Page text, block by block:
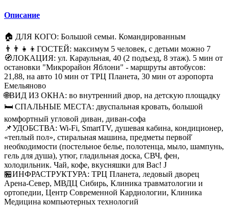
Описание
🏠 ДЛЯ КОГО: Большой семьи. Командированным
👨‍👨‍👧‍👦ГОСТЕЙ: максимум 5 человек, с детьми можно 7
🧭ЛОКАЦИЯ: ул. Караульная, 40 (2 подъезд, 8 этаж). 5 мин от
остановки "Микрорайон Яблони" - маршруты автобусов:
21,88, на авто 10 мин от ТРЦ Планета, 30 мин от аэропорта
Емельяново
🌐ВИД ИЗ ОКНА: во внутренний двор, на детскую площадку
🛏 СПАЛЬНЫЕ МЕСТА: двуспальная кровать, большой
комфортный угловой диван, диван-софа
📌УДОБСТВА: Wi-Fi, SmartTV, душевая кабина, кондиционер,
«теплый пол», стиральная машина, предметы первой̆
необходимости (постельное белье, полотенца, мыло, шампунь,
гель для душа), утюг, гладильная доска, СВЧ, фен,
холодильник. Чай, кофе, вкусняшки для Вас! J
🏪ИНФРАСТРУКТУРА: ТРЦ Планета, ледовый дворец
Арена-Север, МВДЦ Сибирь, Клиника травматологии и
ортопедии, Центр Современной Кардиологии, Клиника
Медицина компьютерных технологий